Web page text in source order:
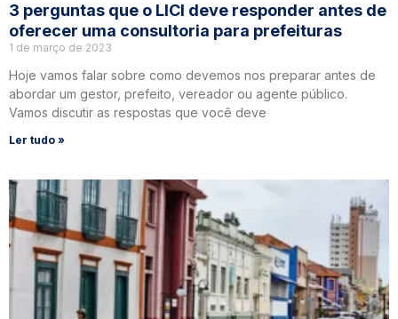
3 perguntas que o LICI deve responder antes de
oferecer uma consultoria para prefeituras
1 de março de 2023
Hoje vamos falar sobre como devemos nos preparar antes de
abordar um gestor, prefeito, vereador ou agente público.
Vamos discutir as respostas que você deve
Ler tudo »